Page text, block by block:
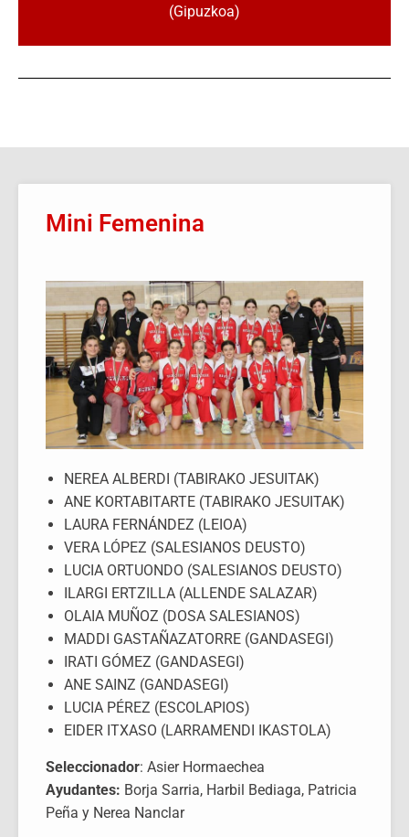
(Gipuzkoa)
Mini Femenina
NEREA ALBERDI (TABIRAKO JESUITAK)
ANE KORTABITARTE (TABIRAKO JESUITAK)
LAURA FERNÁNDEZ (LEIOA)
VERA LÓPEZ (SALESIANOS DEUSTO)
LUCIA ORTUONDO (SALESIANOS DEUSTO)
ILARGI ERTZILLA (ALLENDE SALAZAR)
OLAIA MUÑOZ (DOSA SALESIANOS)
MADDI GASTAÑAZATORRE (GANDASEGI)
IRATI GÓMEZ (GANDASEGI)
ANE SAINZ (GANDASEGI)
LUCIA PÉREZ (ESCOLAPIOS)
EIDER ITXASO (LARRAMENDI IKASTOLA)
Seleccionador: Asier Hormaechea
Ayudantes: Borja Sarria, Harbil Bediaga, Patricia
Peña y Nerea Nanclar